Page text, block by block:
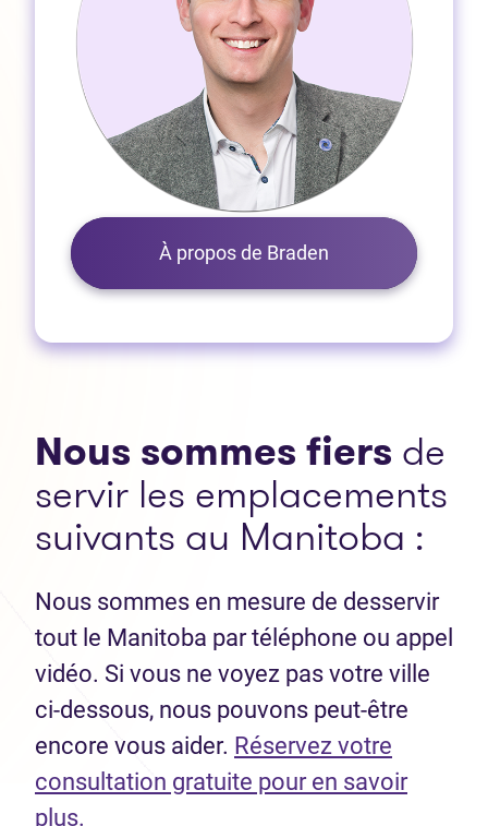
À propos de Braden
Nous sommes fiers de
servir les emplacements
suivants au Manitoba :
Nous sommes en mesure de desservir
tout le Manitoba par téléphone ou appel
vidéo. Si vous ne voyez pas votre ville
ci-dessous, nous pouvons peut-être
encore vous aider. Réservez votre
consultation gratuite pour en savoir
plus.